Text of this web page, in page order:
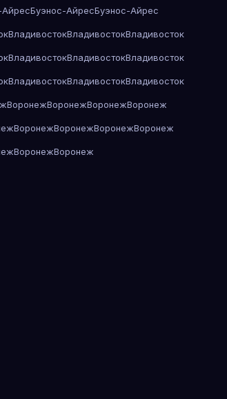
АйресБуэнос-АйресБуэнос-Айрес
ВладивостокВладивостокВладивосток
ВладивостокВладивостокВладивосток
ВладивостокВладивостокВладивосток
ВоронежВоронежВоронежВоронеж
ВоронежВоронежВоронежВоронеж
ВоронежВоронеж